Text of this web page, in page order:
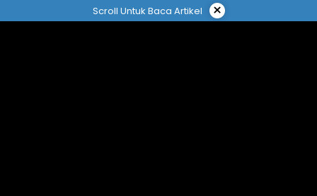
ke
Scroll Untuk Baca Artikel ×